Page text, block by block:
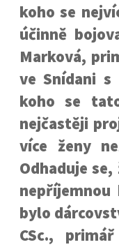
koho se
účinně
Marková,
ve Snídani
koho se
nejčastěji
více ženy
Odhaduje
bylo
CSc.,